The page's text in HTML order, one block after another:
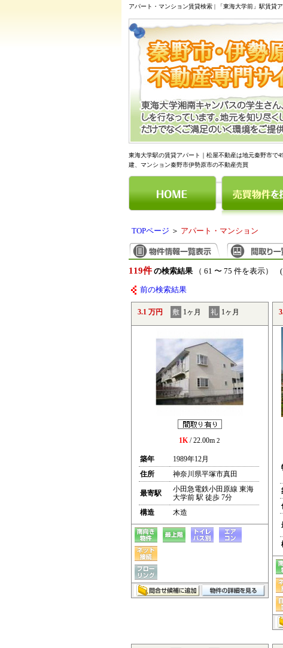
アパート・マンション賃貸検索 | 「東海大学前」駅賃貸
東海大学駅の賃貸アパート｜松屋不動産は地元秦野市で
建、マンション秦野市伊勢原市の不動産売買
TOPページ ＞ アパート・マンション
119件 の検索結果（ 61 〜 75 件を表示） (
前の検索結果
3.1 万円 敷 1ヶ月 礼 1ヶ月
1K/ 22.00m 2
築年
1989年12月
住所
神奈川県平塚市真田
最寄駅
小田急電鉄小田原線 東海
大学前 駅 徒歩 7分
構造
木造